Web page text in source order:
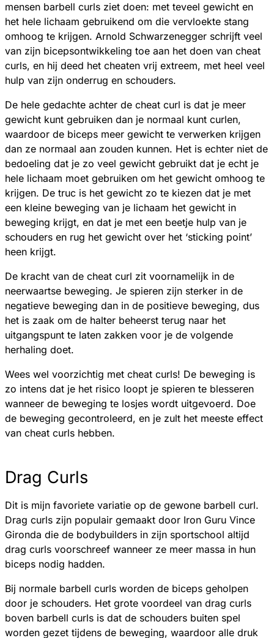
mensen barbell curls ziet doen: met teveel gewicht en
het hele lichaam gebruikend om die vervloekte stang
omhoog te krijgen. Arnold Schwarzenegger schrijft veel
van zijn bicepsontwikkeling toe aan het doen van cheat
curls, en hij deed het cheaten vrij extreem, met heel veel
hulp van zijn onderrug en schouders.
De hele gedachte achter de cheat curl is dat je meer
gewicht kunt gebruiken dan je normaal kunt curlen,
waardoor de biceps meer gewicht te verwerken krijgen
dan ze normaal aan zouden kunnen. Het is echter niet de
bedoeling dat je zo veel gewicht gebruikt dat je echt je
hele lichaam moet gebruiken om het gewicht omhoog te
krijgen. De truc is het gewicht zo te kiezen dat je met
een kleine beweging van je lichaam het gewicht in
beweging krijgt, en dat je met een beetje hulp van je
schouders en rug het gewicht over het ‘sticking point’
heen krijgt.
De kracht van de cheat curl zit voornamelijk in de
neerwaartse beweging. Je spieren zijn sterker in de
negatieve beweging dan in de positieve beweging, dus
het is zaak om de halter beheerst terug naar het
uitgangspunt te laten zakken voor je de volgende
herhaling doet.
Wees wel voorzichtig met cheat curls! De beweging is
zo intens dat je het risico loopt je spieren te blesseren
wanneer de beweging te losjes wordt uitgevoerd. Doe
de beweging gecontroleerd, en je zult het meeste effect
van cheat curls hebben.
Drag Curls
Dit is mijn favoriete variatie op de gewone barbell curl.
Drag curls zijn populair gemaakt door Iron Guru Vince
Gironda die de bodybuilders in zijn sportschool altijd
drag curls voorschreef wanneer ze meer massa in hun
biceps nodig hadden.
Bij normale barbell curls worden de biceps geholpen
door je schouders. Het grote voordeel van drag curls
boven barbell curls is dat de schouders buiten spel
worden gezet tijdens de beweging, waardoor alle druk